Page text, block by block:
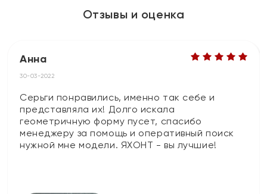
Отзывы и оценка
Анна
30-03-2022
Серьги понравились, именно так себе и
представляла их! Долго искала
геометричную форму пусет, спасибо
менеджеру за помощь и оперативный поиск
нужной мне модели. ЯХОНТ - вы лучшие!